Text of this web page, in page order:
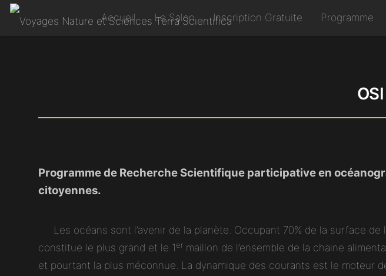
Accueil Le Salon Inscription Gratuite Programme
Programme de Recherche Scientifique participative en
citoyennes.
Les océans sont l’avenir de la planète. Occupant 70% de la surface
constitue le plus grand et le 1er maillon de l’ensemble de la chaine
et pourtant la plus méconnue. La dynamique des courants est le moteur